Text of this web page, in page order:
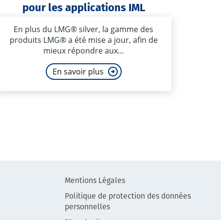
pour les applications IML
En plus du LMG® silver, la gamme des
produits LMG® a été mise a jour, afin de
mieux répondre aux...
En savoir plus
Mentions Légales
Politique de protection des données
personnelles